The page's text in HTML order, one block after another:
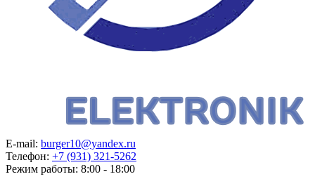
E-mail: burger10@yandex.ru
Телефон: +7 (931) 321-5262
Режим работы: 8:00 - 18:00